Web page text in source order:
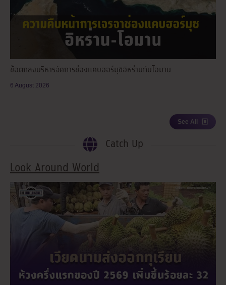
ข้อตกลงบริหารจัดการช่องแคบฮอร์มุซอิหร่านกับโอมาน
6 August 2026
See All
Catch Up
Look Around World